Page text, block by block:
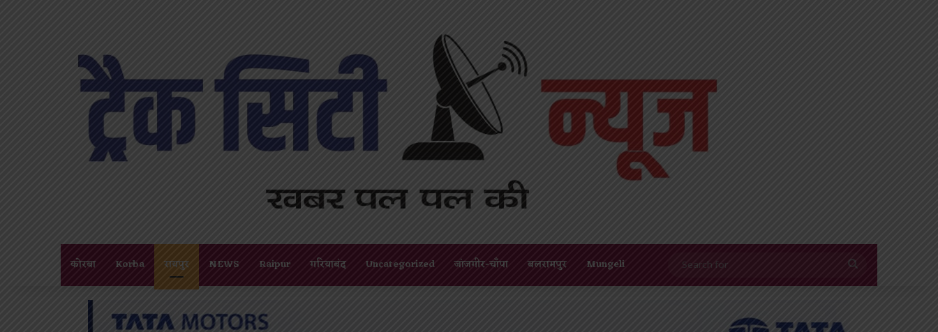
कोरबा Korba रायपुर NEWS Raipur गरियाबंद Uncategorized जांजगीर-चाँपा बलरामपुर Mungeli
for